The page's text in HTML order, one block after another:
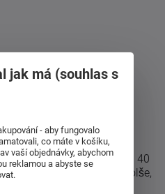
Rozměry poličky: Délka 40
v odstínech moření buk, olše,
jak má (souhlas s
- aby fungovalo
co máte v košíku,
vaší objednávky, abychom
reklamou a abyste se